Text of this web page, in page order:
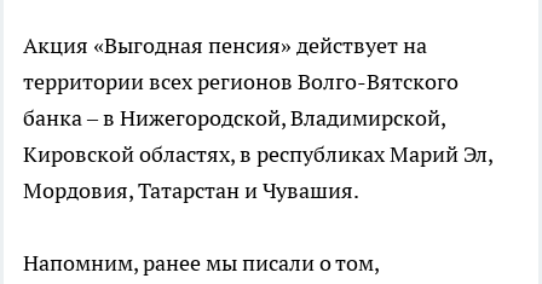
Акция «Выгодная пенсия» действует на
территории всех регионов Волго-Вятского
банка – в Нижегородской, Владимирской,
Кировской областях, в республиках Марий Эл,
Мордовия, Татарстан и Чувашия.
Напомним, ранее мы писали о том,